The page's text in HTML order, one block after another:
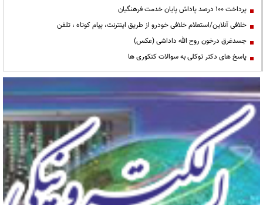
پرداخت ۱۰۰ درصد پاداش پایان خدمت فرهنگیان
خلافی آنلاین/استعلام خلافی خودرو از طریق اینترنت، پیام کوتاه ، تلفن
جسدغرق درخون روح الله داداشی (عکس)
پاسخ های دکتر توکلی به سوالات کنکوری ها